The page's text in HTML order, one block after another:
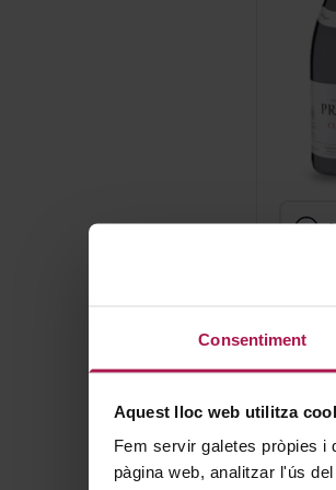
Consentiment
Aquest lloc web utilitza
Fem servir galetes pròpies i
pàgina web, analitzar l'ús